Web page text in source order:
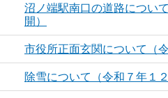
沼ノ端駅南口の道路につい
開）
市役所正面玄関について（
除雪について（令和７年１